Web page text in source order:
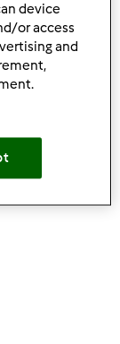
de
e fofo e
já o
lo com
coberto
device
or access
and